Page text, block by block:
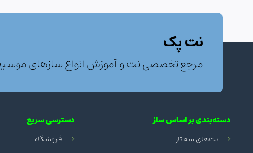
نت پک
مرجع تخصصی نت و آموزش انواع سازهای
دسته‌بندی بر اساس ساز
نت‌های سه تار
دسترسی سریع
فروشگاه